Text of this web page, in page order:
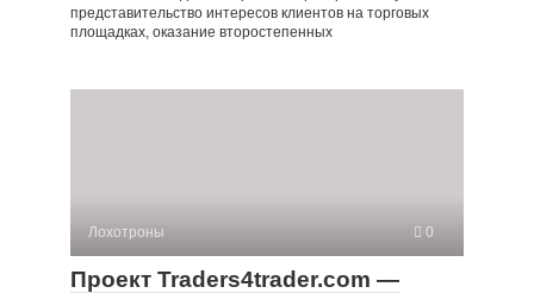
представительство интересов клиентов на торговых
площадках, оказание второстепенных
Лохотроны 0
Проект Traders4trader.com —